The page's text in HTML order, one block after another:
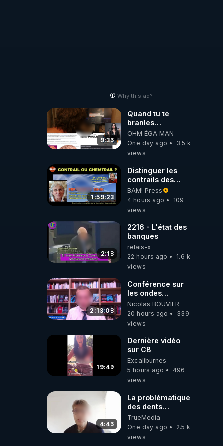
Why this ad?
9:36
Quand tu te
branles
bonhomme tu
émets des ondes
ils ont juste omis
OHM ÉGA MAN
One day ago
3.5 k
views
1:59:23
Distinguer les
contrails des
chemtrails par
Bernadette Bihin
BAM! Press
4 hours ago
109
views
2:18
2216 - L'état des
banques
relais-x
22 hours ago
1.6 k
views
2:13:08
Conférence sur
les ondes
électromagnétiques
par Grégoire
Caustru et Bart de
Nicolas BOUVIER
20 hours ago
339
views
19:49
Dernière vidéo
sur CB
Excaliburnes
5 hours ago
496
views
4:46
La problématique
des dents
dévitalisées et
des implants
TrueMedia
One day ago
2.5 k
views